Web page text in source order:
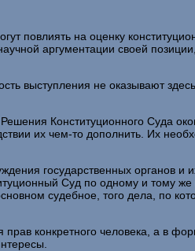
повлиять на оценку
аргументации своей
выступления не оказывают
Конституционного Суда
их чем-то дополнить. Их
государственных органов и
Суд по одному и тому же
судебное, того дела, по
прав конкретного человека, а в